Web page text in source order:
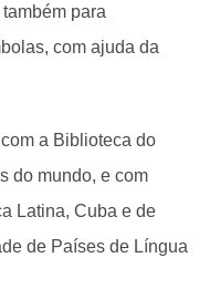
para
com ajuda da
a Biblioteca do
do mundo, e com
Latina, Cuba e de
de Países de Língua